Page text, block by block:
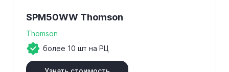
SPM50WW Thomson
Thomson
более 10 шт на РЦ